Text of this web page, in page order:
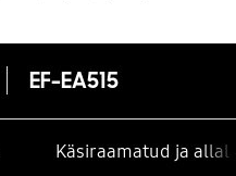
EF-EA515
Käsiraamatud ja